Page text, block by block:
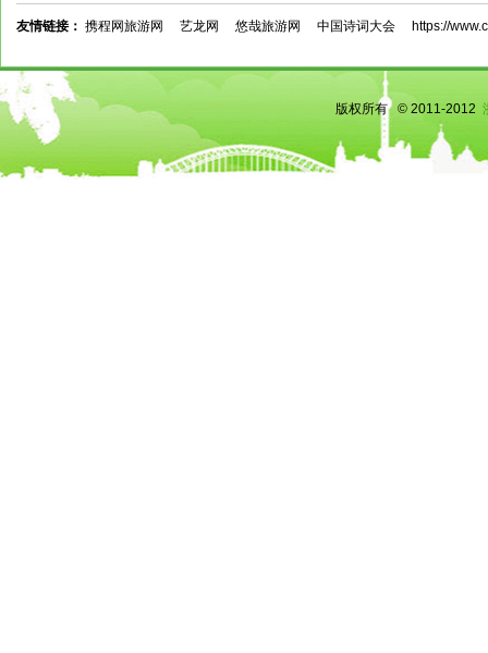
友情链接： 携程网旅游网 艺龙网 悠哉旅游网 中国诗词大会 https://
版权所有 © 2011-2012